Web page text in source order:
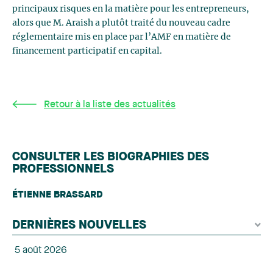
principaux risques en la matière pour les entrepreneurs,
alors que M. Araish a plutôt traité du nouveau cadre
réglementaire mis en place par l’AMF en matière de
financement participatif en capital.
Retour à la liste des actualités
CONSULTER LES BIOGRAPHIES DES
PROFESSIONNELS
ÉTIENNE BRASSARD
DERNIÈRES NOUVELLES
5 août 2026